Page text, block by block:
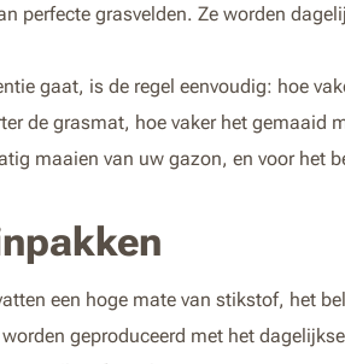
perfecte grasvelden. Ze worden
gaat, is de regel eenvoudig: hoe
de grasmat, hoe vaker het gemaaid
maaien van uw gazon, en voor het
een hoge mate van stikstof, het
geproduceerd met het